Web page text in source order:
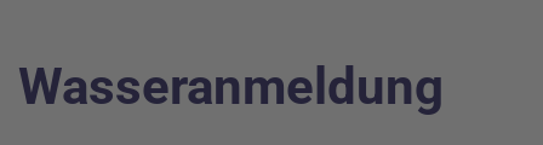
Wasseranmeldung